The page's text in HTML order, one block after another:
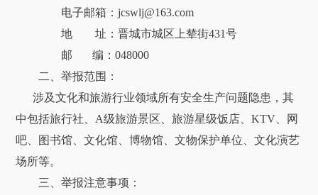
电子邮箱：jcswlj@163.com
地 址：晋城市城区上辇街431号
邮 编：048000
二、举报范围：
涉及文化和旅游行业领域所有安全生产问题隐患，其
中包括旅行社、A级旅游景区、旅游星级饭店、KTV、网
吧、图书馆、文化馆、博物馆、文物保护单位、文化演艺
场所等。
三、举报注意事项：